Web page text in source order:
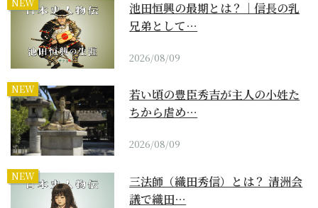
池田恒興の最期とは？｜信長の乳
兄弟として…
2026/08/09
NEW
若い頃の豊臣秀吉が主人の小姓た
ちから虐め…
2026/08/09
NEW
三法師（織田秀信）とは？ 清洲会
議で織田…